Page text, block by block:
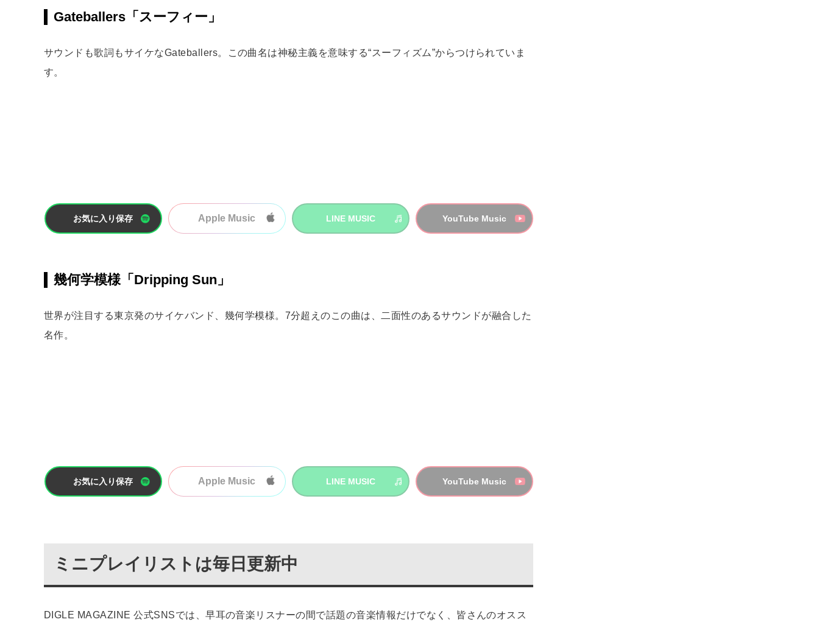
Gateballers「スーフィー」
サウンドも歌詞もサイケなGateballers。この曲名は神秘主義を意味する“スーフィズム”からつけられていま
す。
お気に入り保存 Apple Music LINE MUSIC YouTube Music
幾何学模様「Dripping Sun」
世界が注目する東京発のサイケバンド、幾何学模様。7分超えのこの曲は、二面性のあるサウンドが融合した
名作。
お気に入り保存 Apple Music LINE MUSIC YouTube Music
ミニプレイリストは毎日更新中
DIGLE MAGAZINE 公式SNSでは、早耳の音楽リスナーの間で話題の音楽情報だけでなく、皆さんのオスス